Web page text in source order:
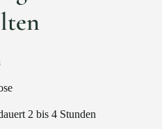
2 bis 4 Stunden